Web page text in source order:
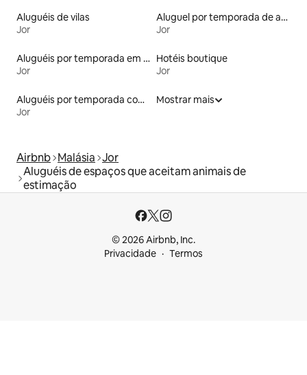
Aluguéis de vilas
Jor
Aluguel por temporada de apart-hotéis
Jor
Aluguéis por temporada em albergue
Jor
Hotéis boutique
Jor
Aluguéis por temporada com sauna
Jor
Mostrar mais
Airbnb Malásia Jor
Aluguéis de espaços que aceitam animais de
estimação
© 2026 Airbnb, Inc.
Privacidade
Termos